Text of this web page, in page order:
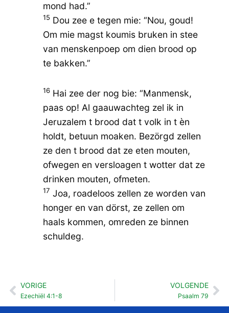
mond had.”
15 Dou zee e tegen mie: “Nou, goud!
Om mie magst koumis bruken in stee
van menskenpoep om dien brood op
te bakken.”
16Hai zee der nog bie: “Manmensk,
paas op! Al gaauwachteg zel ik in
Jeruzalem t brood dat t volk in t èn
holdt, betuun moaken. Bezörgd zellen
ze den t brood dat ze eten mouten,
ofwegen en versloagen t wotter dat ze
drinken mouten, ofmeten.
17 Joa, roadeloos zellen ze worden van
honger en van dörst, ze zellen om
haals kommen, omreden ze binnen
schuldeg.
Vorige
VORIGE
Ezechiël 4:1-8
VOLGENDE
Psaalm 79